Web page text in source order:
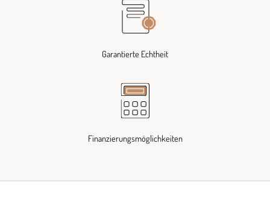
Garantierte Echtheit
Finanzierungsmöglichkeiten